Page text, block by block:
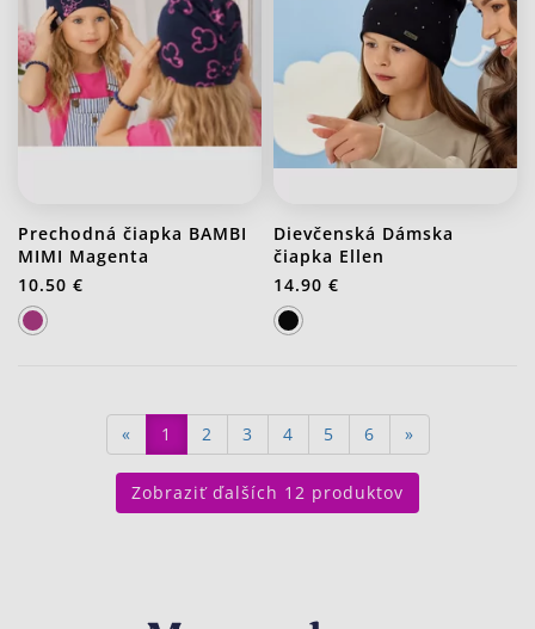
Prechodná čiapka BAMBI
MIMI Magenta
10.50 €
Dievčenská Dámska
čiapka Ellen
14.90 €
« 1 2 3 4 5 6 »
Zobraziť ďalších 12 produktov